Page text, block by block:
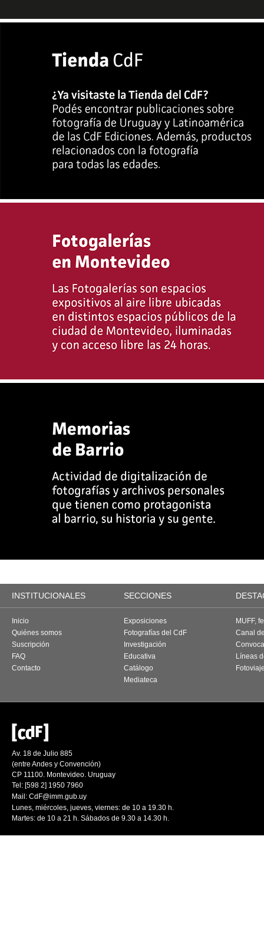
INSTITUCIONALES SECCIONES
Inicio
Quiénes somos
Suscripción
FAQ
Contacto
Exposiciones
Fotografías del CdF
Investigación
Educativa
Catálogo
Mediateca
MUFF,
Canal
Líneas
Av. 18 de Julio 885
(entre Andes y Convención)
CP 11100. Montevideo. Uruguay
Tel: [598 2] 1950 7960
Mail: CdF@imm.gub.uy
Lunes, miércoles, jueves, viernes: de 10 a 19.30 h.
Martes: de 10 a 21 h. Sábados de 9.30 a 14.30 h.